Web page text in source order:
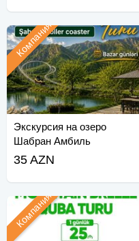
Экскурсия на озеро
Шабран Амбиль
Компания
35 AZN
Компания